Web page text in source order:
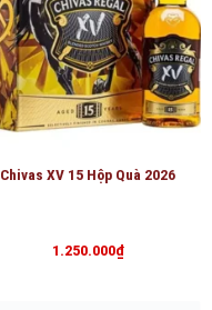
Chivas XV 15 Hộp Quà 2026
1.250.000₫